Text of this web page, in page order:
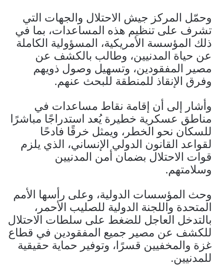
وحمّل المركز جيش الاحتلال والجهات التي
تشرف على تنظيم هذه المساعدات، بما في
ذلك المؤسسة الأمريكية، المسؤولية الكاملة
عن حياة المدنيين، وطالب بالكشف عن
مصير المفقودين، وتسهيل وصول ذويهم
وفرق الإنقاذ للمنطقة للبحث عنهم.
وأشار إلى أن إقامة نقاط مساعدات في
مناطق عسكرية خطيرة يُعد استدراجًا مباشرًا
للسكان نحو الخطر، ويمثل خرقًا فادحًا
لقواعد القانون الدولي الإنساني، الذي يلزم
قوات الاحتلال بضمان أمن المدنيين
وسلامتهم.
وحث المؤسسات الدولية، وعلى رأسها الأمم
المتحدة واللجنة الدولية للصليب الأحمر،
بالتدخل العاجل للضغط على سلطات الاحتلال
للكشف عن مصير جميع المفقودين في قطاع
غزة والمخفيين قسرًا، وتوفير حماية حقيقية
للمدنيين.